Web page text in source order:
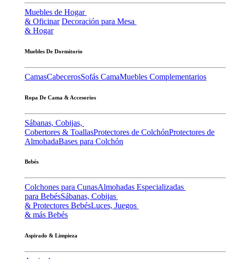
Muebles de Hogar
& Oficinar Decoración para Mesa
& Hogar
Muebles De Dormitorio
CamasCabecerosSofás CamaMuebles Complementarios
Ropa De Cama & Accesorios
Sábanas, Cobijas,
Cobertores & ToallasProtectores de ColchónProtectores de
AlmohadaBases para Colchón
Bebés
Colchones para CunasAlmohadas Especializadas
para BebésSábanas, Cobijas
& Protectores BebésLuces, Juegos
& más Bebés
Aspirado & Limpieza